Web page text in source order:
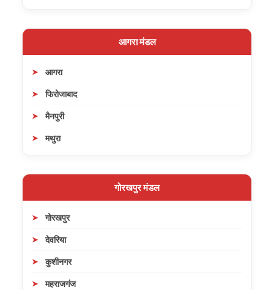
आगरा मंडल
आगरा
फिरोजाबाद
मैनपुरी
मथुरा
गोरखपुर मंडल
गोरखपुर
देवरिया
कुशीनगर
महराजगंज